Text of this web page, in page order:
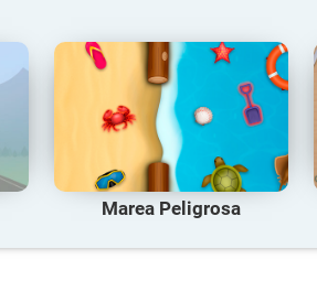
Marea Peligrosa